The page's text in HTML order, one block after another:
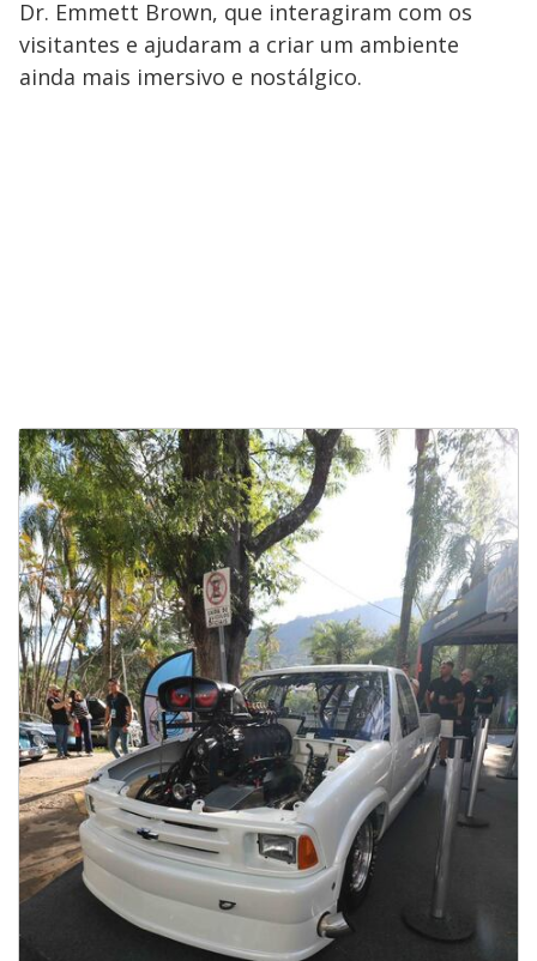
Dr. Emmett Brown, que interagiram com os
visitantes e ajudaram a criar um ambiente
ainda mais imersivo e nostálgico.